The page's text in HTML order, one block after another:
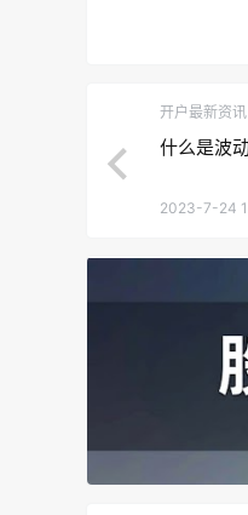
开户最新资讯
什么是波
2023-7-24